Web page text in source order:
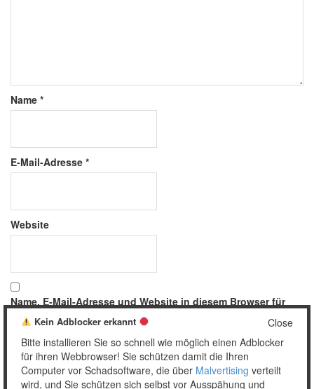
Name *
E-Mail-Adresse *
Website
Name, E-Mail-Adresse und Website in diesem Browser für
meinen nächsten Kommentar speichern.
Close
Kein Adblocker erkannt
Bitte installieren Sie so schnell wie möglich einen Adblocker
für ihren Webbrowser! Sie schützen damit die Ihren
Computer vor Schadsoftware, die über Malvertising verteilt
wird, und Sie schützen sich selbst vor Ausspähung und